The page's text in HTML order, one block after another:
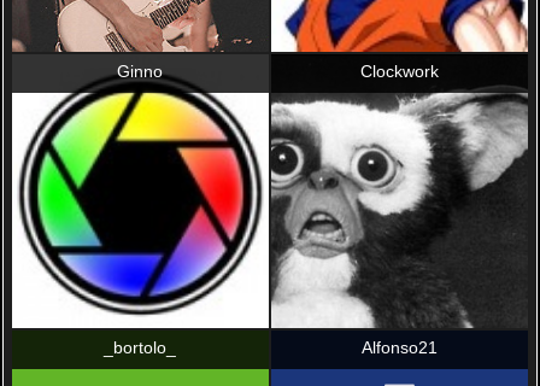
Ginno Clockwork
_bortolo_ Alfonso21